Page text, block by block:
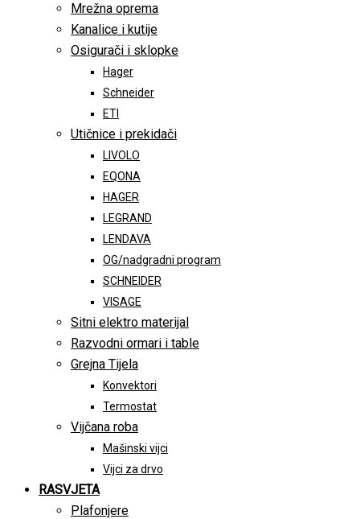
Mrežna oprema
Kanalice i kutije
Osigurači i sklopke
Hager
Schneider
ETI
Utičnice i prekidači
LIVOLO
EQONA
HAGER
LEGRAND
LENDAVA
OG/nadgradni program
SCHNEIDER
VISAGE
Sitni elektro materijal
Razvodni ormari i table
Grejna Tijela
Konvektori
Termostat
Vijčana roba
Mašinski vijci
Vijci za drvo
RASVJETA
Plafonjere